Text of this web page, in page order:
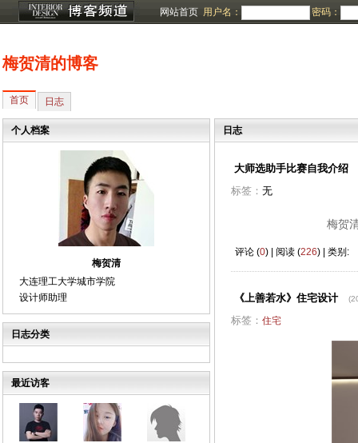
网站首页 用户名： 密码：
梅贺清的博客
首页 日志
个人档案
梅贺清
大连理工大学城市学院
设计师助理
日志分类
最近访客
日志
大师选助手比赛自我介绍
标签： 无
梅贺清
评论 (0) | 阅读 (226) | 类别:
《上善若水》住宅设计
标签： 住宅